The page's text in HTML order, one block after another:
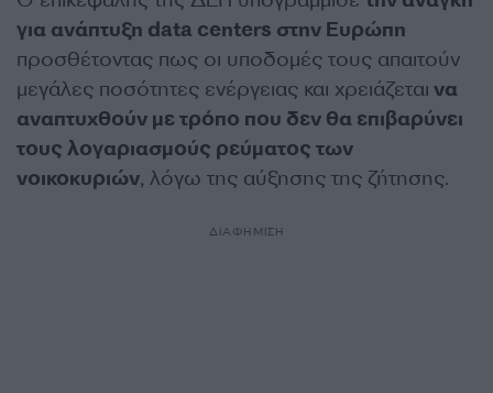
για ανάπτυξη data centers στην Ευρώπη
προσθέτοντας πως οι υποδομές τους απαιτούν
μεγάλες ποσότητες ενέργειας και χρειάζεται να
αναπτυχθούν με τρόπο που δεν θα επιβαρύνει
τους λογαριασμούς ρεύματος των
νοικοκυριών, λόγω της αύξησης της ζήτησης.
ΔΙΑΦΗΜΙΣΗ